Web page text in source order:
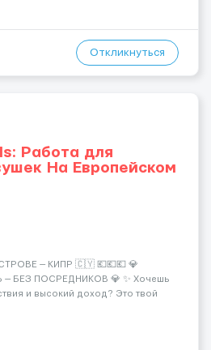
Откликнуться
Работа для
На Европейском
— КИПР 🇨🇾 💶💶💶 💎
БЕЗ ПОСРЕДНИКОВ 💎 ✨ Хочешь
и высокий доход? Это твой
практики — Стабильный поток